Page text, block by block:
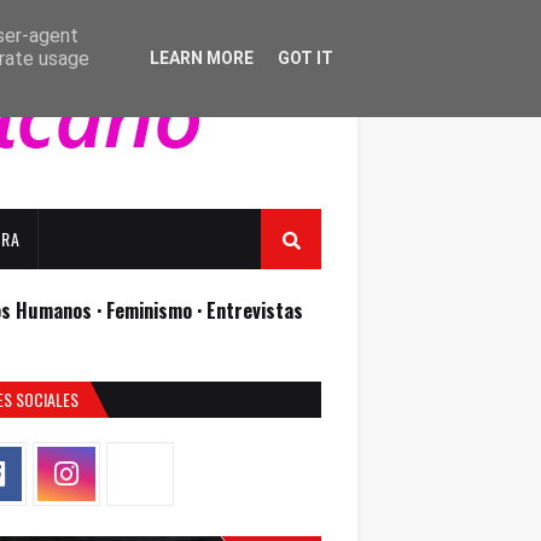
Humanos · Feminismo · Entrevistas
SOCIALES
agent
usage
LEARN MORE GOT IT